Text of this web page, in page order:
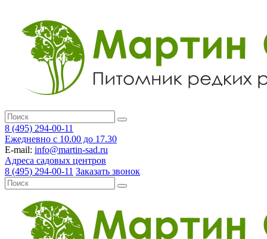
8 (495) 294-00-11
Ежедневно с 10.00 до 17.30
E-mail: info@martin-sad.ru
Адреса садовых центров
8 (495) 294-00-11 Заказать звонок